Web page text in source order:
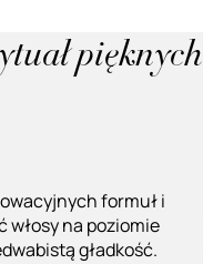
pięknych
formuł i
włosy na poziomie
gładkość.